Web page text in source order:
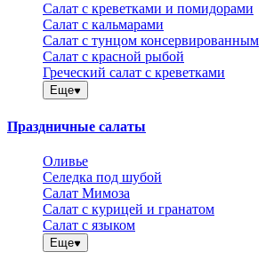
Салат с креветками и помидорами
Салат с кальмарами
Салат с тунцом консервированным
Салат с красной рыбой
Греческий салат с креветками
Еще
Праздничные салаты
Оливье
Селедка под шубой
Салат Мимоза
Салат с курицей и гранатом
Салат с языком
Еще